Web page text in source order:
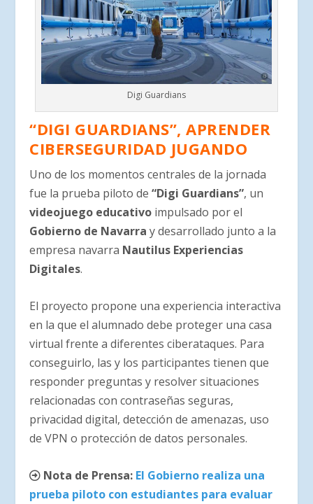
Digi Guardians
“DIGI GUARDIANS”, APRENDER
CIBERSEGURIDAD JUGANDO
Uno de los momentos centrales de la jornada
fue la prueba piloto de “Digi Guardians”, un
videojuego educativo impulsado por el
Gobierno de Navarra y desarrollado junto a la
empresa navarra Nautilus Experiencias
Digitales.
El proyecto propone una experiencia interactiva
en la que el alumnado debe proteger una casa
virtual frente a diferentes ciberataques. Para
conseguirlo, las y los participantes tienen que
responder preguntas y resolver situaciones
relacionadas con contraseñas seguras,
privacidad digital, detección de amenazas, uso
de VPN o protección de datos personales.
Nota de Prensa: El Gobierno realiza una
prueba piloto con estudiantes para evaluar